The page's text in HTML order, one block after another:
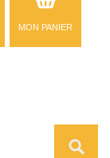
MON PANIER